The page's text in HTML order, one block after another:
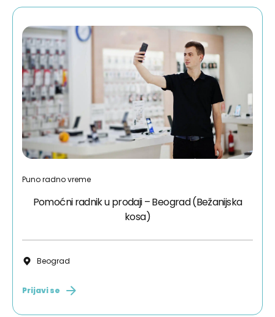
Puno radno vreme
Pomoćni radnik u prodaji – Beograd (Bežanijska
kosa)
Beograd
Prijavi se